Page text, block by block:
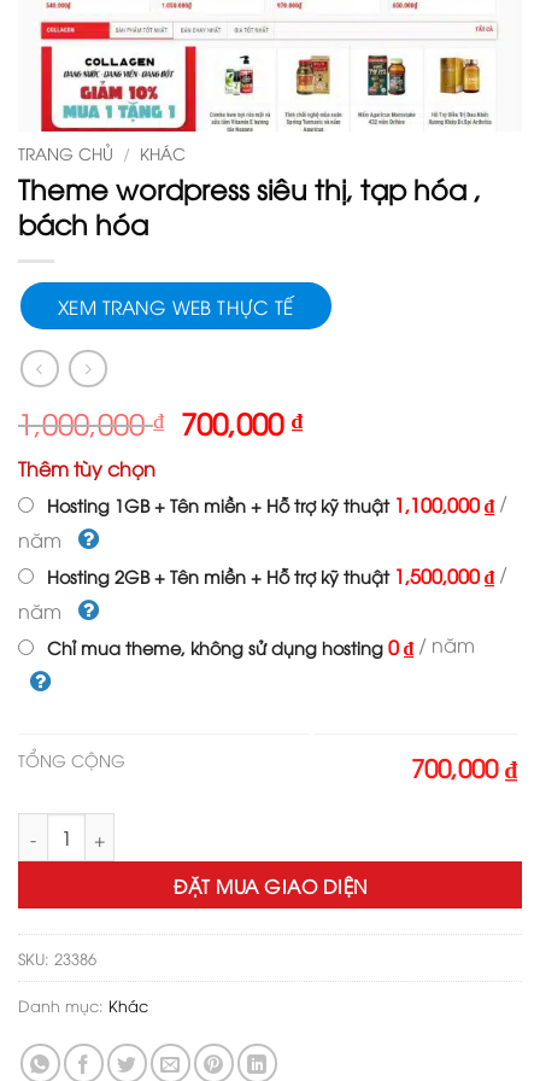
TRANG CHỦ / KHÁC
Theme wordpress siêu thị, tạp hóa ,
bách hóa
XEM TRANG WEB THỰC TẾ
1,000,000₫ Giá
gốc
1,000,000 ₫.
700,000₫Giá
là:
Thêm tùy chọn
Hosting 1GB + Tên miền + Hỗ trợ kỹ thuật 1,100,000 ₫ /
năm
Hosting 2GB + Tên miền + Hỗ trợ kỹ thuật 1,500,000 ₫ /
năm
Chỉ mua theme, không sử dụng hosting 0 ₫ / năm
TỔNG CỘNG 700,000 ₫
Theme wordpress siêu thị, tạp hóa , bách hóa số lượng
ĐẶT MUA GIAO DIỆN
SKU: 23386
Danh mục: Khác